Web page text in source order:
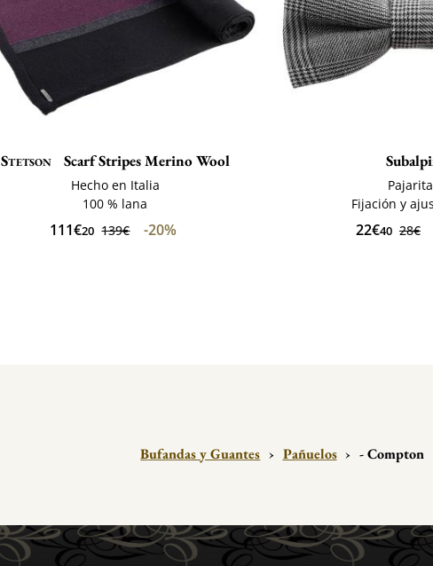
Stetson Scarf Stripes Merino Wool
Hecho en Italia
100 % lana
111€20 139€ -20%
Fijación y
22€40 28€
Bufandas y Guantes › Pañuelos › - Compton